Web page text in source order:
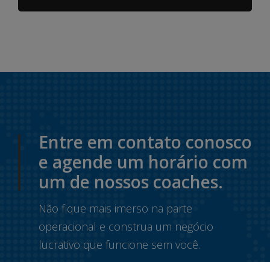
Entre em contato conosco
e agende um horário com
um de nossos coaches.
Não fique mais imerso na parte
operacional e construa um negócio
lucrativo que funcione sem você.